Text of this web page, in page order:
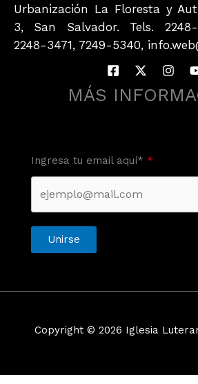
Urbanización La Floresta y
3, San Salvador. Tels. 2248-
2248-3471, 7249-5340,
MÁS
Ingresa tu email aquí*
Unirse
Copyright © 2026 Iglesia